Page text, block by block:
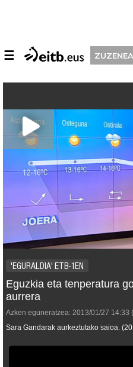
☰
'EGURALDIA' ETB-1EN
Eguzkia eta tenperatura
aurrera
Azken eguneratzea: 2013/01/27 14:33
Sara Gandarak aurkeztutako saioa.